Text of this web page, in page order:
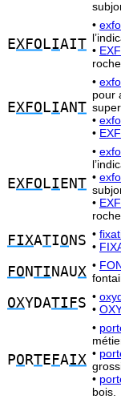
EXFO LIAIT
•
•
EXFO LIANT
•
pour
•
•
EXFO LI ENT
•
•
•
FIXATIO NS •
•
FO NTI NAUX •
OXYDATIFS •
•
PO RTE FAIX
•
•
•
bois.